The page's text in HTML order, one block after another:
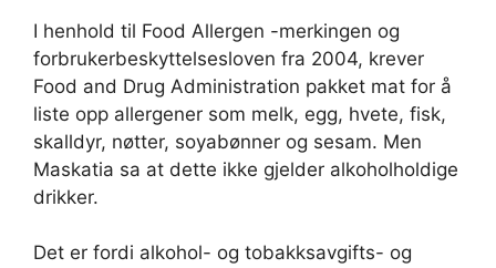
I henhold til Food Allergen -merkingen og
forbrukerbeskyttelsesloven fra 2004, krever
Food and Drug Administration pakket mat for å
liste opp allergener som melk, egg, hvete, fisk,
skalldyr, nøtter, soyabønner og sesam. Men
Maskatia sa at dette ikke gjelder alkoholholdige
drikker.
Det er fordi alkohol- og tobakksavgifts- og